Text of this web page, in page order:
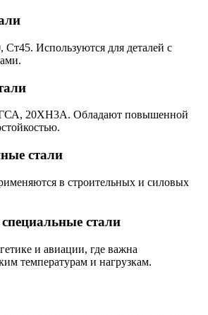
Используются для деталей с
20ХН3А. Обладают повышенной
стали
в строительных и силовых
стали
и авиации, где важна
температурам и нагрузкам.